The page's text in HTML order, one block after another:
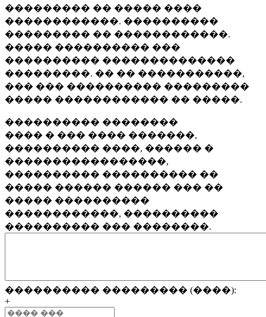
��������� �� ����� ����
������������. ����������
��������� �� ������������.
����� ���������� ���
���������� ��������������
���������. �� �� �����������,
��� ��� ���������� ���������
����� ������������ �� �����.
���������� ��������
���� � ��� ���� �������,
���������� ����, ������ �
�����������������,
���������� ���������� ��
����� ������ ������ ��� ��
����� ����������
������������, ����������
���������� ��� ��������.
���������� ��������� (����):
+